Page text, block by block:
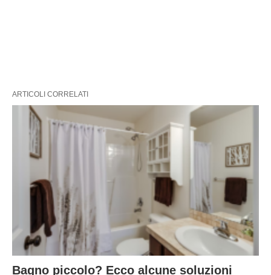
ARTICOLI CORRELATI
Bagno piccolo? Ecco alcune soluzioni